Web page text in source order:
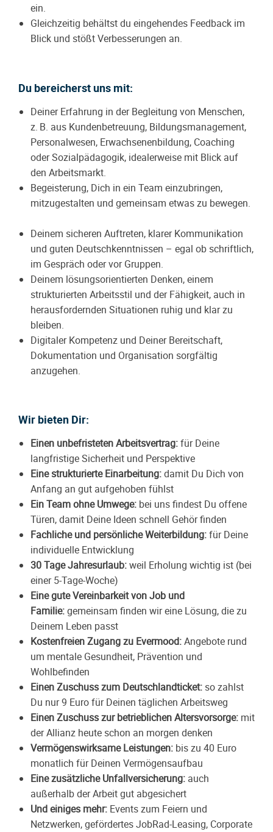
ein.
Gleichzeitig behältst du eingehendes Feedback im
Blick und stößt Verbesserungen an.
Du bereicherst uns mit:
Deiner Erfahrung in der Begleitung von Menschen,
z. B. aus Kundenbetreuung, Bildungsmanagement,
Personalwesen, Erwachsenenbildung, Coaching
oder Sozialpädagogik, idealerweise mit Blick auf
den Arbeitsmarkt.
Begeisterung, Dich in ein Team einzubringen,
mitzugestalten und gemeinsam etwas zu bewegen.
Deinem sicheren Auftreten, klarer Kommunikation
und guten Deutschkenntnissen – egal ob schriftlich,
im Gespräch oder vor Gruppen.
Deinem lösungsorientierten Denken, einem
strukturierten Arbeitsstil und der Fähigkeit, auch in
herausfordernden Situationen ruhig und klar zu
bleiben.
Digitaler Kompetenz und Deiner Bereitschaft,
Dokumentation und Organisation sorgfältig
anzugehen.
Wir bieten Dir:
Einen unbefristeten Arbeitsvertrag:für Deine
langfristige Sicherheit und Perspektive
Eine strukturierte Einarbeitung:damit Du Dich von
Anfang an gut aufgehoben fühlst
Ein Team ohne Umwege: bei uns findest Du offene
Türen, damit Deine Ideen schnell Gehör finden
Fachliche und persönliche Weiterbildung:für Deine
individuelle Entwicklung
30 Tage Jahresurlaub:weil Erholung wichtig ist (bei
einer 5-Tage-Woche)
Eine gute Vereinbarkeit von Job und
Familie:gemeinsam finden wir eine Lösung, die zu
Deinem Leben passt
Kostenfreien Zugang zu Evermood:Angebote rund
um mentale Gesundheit, Prävention und
Wohlbefinden
Einen Zuschuss zum Deutschlandticket: so zahlst
Du nur 9 Euro für Deinen täglichen Arbeitsweg
Einen Zuschuss zur betrieblichen Altersvorsorge: mit
der Allianz heute schon an morgen denken
Vermögenswirksame Leistungen: bis zu 40 Euro
monatlich für Deinen Vermögensaufbau
Eine zusätzliche Unfallversicherung: auch
außerhalb der Arbeit gut abgesichert
Und einiges mehr: Events zum Feiern und
Netzwerken, gefördertes JobRad-Leasing, Corporate